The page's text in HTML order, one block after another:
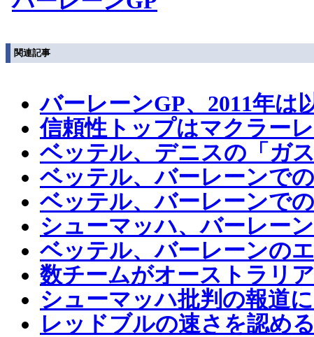
関連記事
バーレーンGP、2011年は
信頼性トップはマクラー
ベッテル、デニスの「ガ
ベッテル、バーレーンで
ベッテル、バーレーンで
シューマッハ、バーレー
ベッテル、バーレーンの
数チームがオーストラリ
シューマッハ批判の報道
レッドブルの速さを認め